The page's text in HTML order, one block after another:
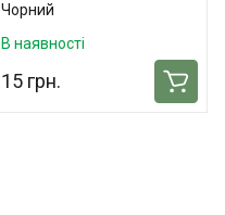
Чорний
В наявності
15 грн.